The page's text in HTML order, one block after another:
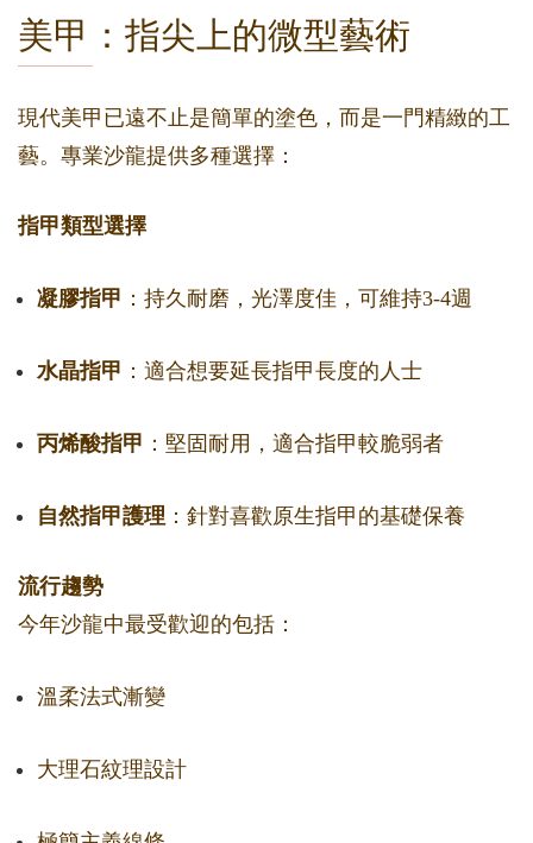
美甲：指尖上的微型藝術
現代美甲已遠不止是簡單的塗色，而是一門精緻的工
藝。專業沙龍提供多種選擇：
指甲類型選擇
凝膠指甲 ：持久耐磨，光澤度佳，可維持3-4週
水晶指甲 ：適合想要延長指甲長度的人士
丙烯酸指甲 ：堅固耐用，適合指甲較脆弱者
自然指甲護理 ：針對喜歡原生指甲的基礎保養
流行趨勢
今年沙龍中最受歡迎的包括：
溫柔法式漸變
大理石紋理設計